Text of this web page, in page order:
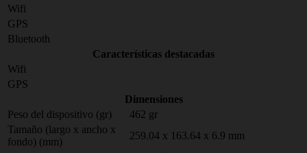
Wifi
GPS
Bluetooth
Características destacadas
Wifi
GPS
Dimensiones
Peso del dispositivo (gr)
462 gr
Tamaño (largo x ancho x
fondo) (mm)
259.04 x 163.64 x 6.9 mm